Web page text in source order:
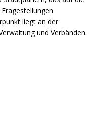
liegt an der
und Verbänden.